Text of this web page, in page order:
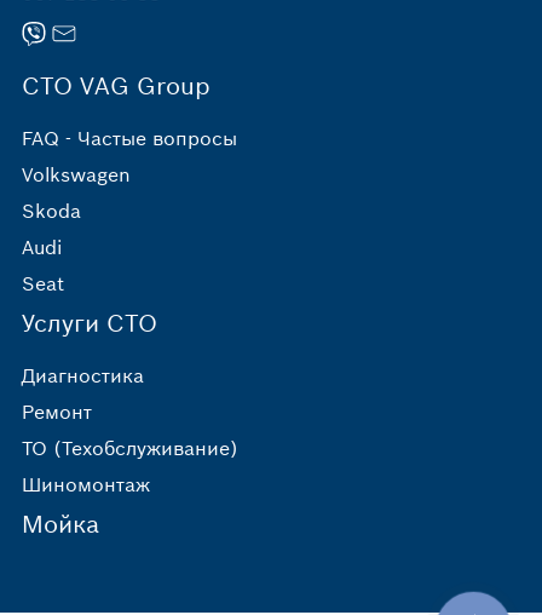
СТО VAG Group
FAQ - Частые вопросы
Volkswagen
Skoda
Audi
Seat
Услуги СТО
Диагностика
Ремонт
ТО (Техобслуживание)
Шиномонтаж
Мойка